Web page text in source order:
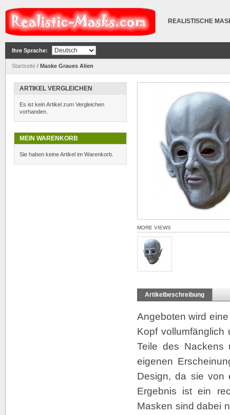
REALISTISCHE
Ihre Sprache:
Startseite / Maske Graues Alien
MORE VIEWS
Artikelbeschreibung
Angeboten wird
Kopf
Teile des Nackens
eigenen
Design, da sie von
Ergebnis ist ein
Masken sind dabei
ARTIKEL VERGLEICHEN
Es ist kein Artikel zum Vergleichen
vorhanden.
MEIN WARENKORB
Sie haben keine Artikel im Warenkorb.